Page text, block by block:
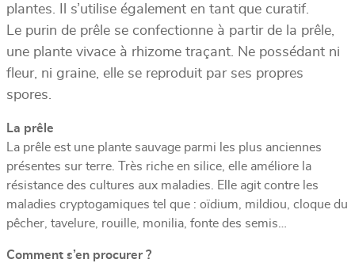
plantes. Il s’utilise également en tant que curatif.
Le purin de prêle se confectionne à partir de la prêle,
une plante vivace à rhizome traçant. Ne possédant ni
fleur, ni graine, elle se reproduit par ses propres
spores.
La prêle
La prêle est une plante sauvage parmi les plus anciennes
présentes sur terre. Très riche en silice, elle améliore la
résistance des cultures aux maladies. Elle agit contre les
maladies cryptogamiques tel que : oïdium, mildiou, cloque du
pêcher, tavelure, rouille, monilia, fonte des semis…
Comment s’en procurer ?